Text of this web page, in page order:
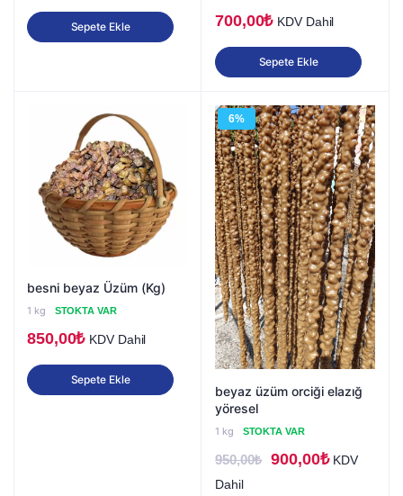
Sepete Ekle 700,00₺ KDV Dahil
Sepete Ekle
besni beyaz Üzüm (Kg)
1 kg STOKTA VAR
850,00₺ KDV Dahil
Sepete Ekle
6%
beyaz üzüm orciği elazığ
yöresel
1 kg STOKTA VAR
950,00₺ Orijinal
900,00₺Şu
KDV
Dahil